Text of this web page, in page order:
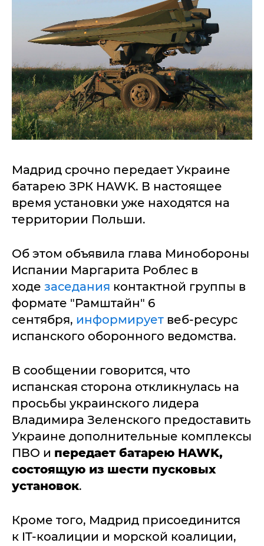
Мадрид срочно передает Украине
батарею ЗРК HAWK. В настоящее
время установки уже находятся на
территории Польши.
Об этом объявила глава Минобороны
Испании Маргарита Роблес в
ходе заседания контактной группы в
формате "Рамштайн" 6
сентября, информирует веб-ресурс
испанского оборонного ведомства.
В сообщении говорится, что
испанская сторона откликнулась на
просьбы украинского лидера
Владимира Зеленского предоставить
Украине дополнительные комплексы
ПВО и передает батарею HAWK,
состоящую из шести пусковых
установок.
Кроме того, Мадрид присоединится
к IT-коалиции и морской коалиции,